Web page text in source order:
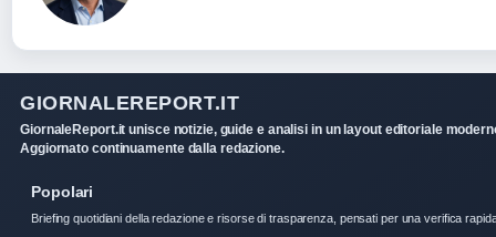
GIORNALEREPORT.IT
GiornaleReport.it unisce notizie, guide e analisi in un layout editoriale
Aggiornato continuamente dalla redazione.
Popolari
Briefing quotidiani della redazione e risorse di trasparenza, pensati per una verifica